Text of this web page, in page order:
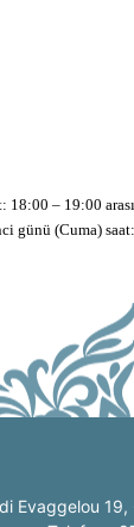
– 19:00
günü (Cuma)
Evaggelou